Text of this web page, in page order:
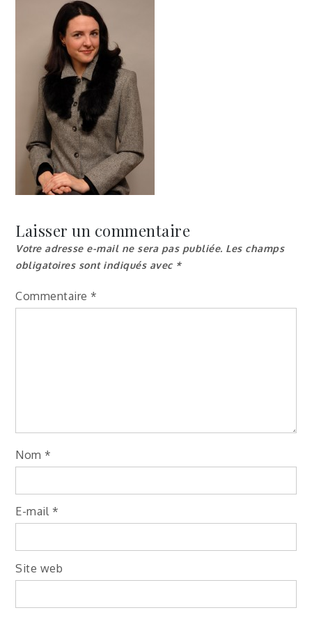
Laisser un commentaire
Votre adresse e-mail ne sera pas publiée. Les champs
obligatoires sont indiqués avec *
Commentaire *
Nom *
E-mail *
Site web